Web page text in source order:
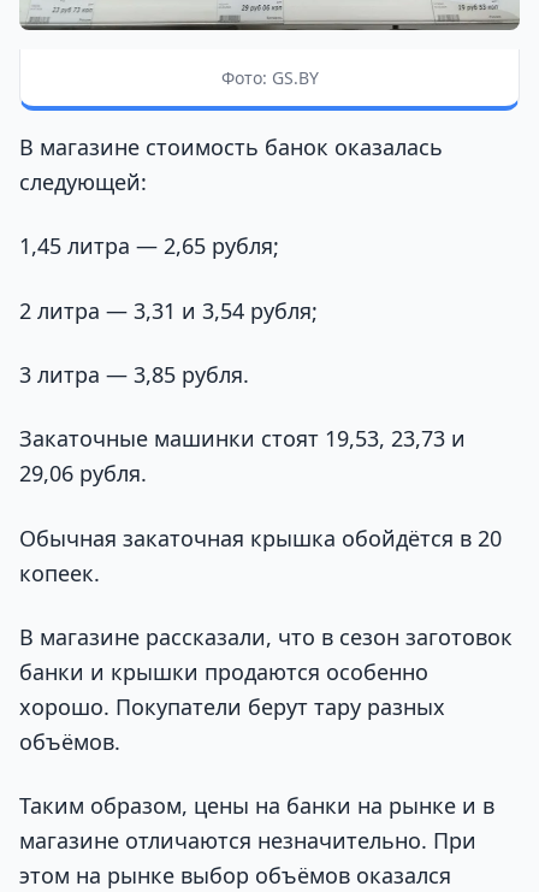
Фото: GS.BY
В магазине стоимость банок оказалась
следующей:
1,45 литра — 2,65 рубля;
2 литра — 3,31 и 3,54 рубля;
3 литра — 3,85 рубля.
Закаточные машинки стоят 19,53, 23,73 и
29,06 рубля.
Обычная закаточная крышка обойдётся в 20
копеек.
В магазине рассказали, что в сезон заготовок
банки и крышки продаются особенно
хорошо. Покупатели берут тару разных
объёмов.
Таким образом, цены на банки на рынке и в
магазине отличаются незначительно. При
этом на рынке выбор объёмов оказался